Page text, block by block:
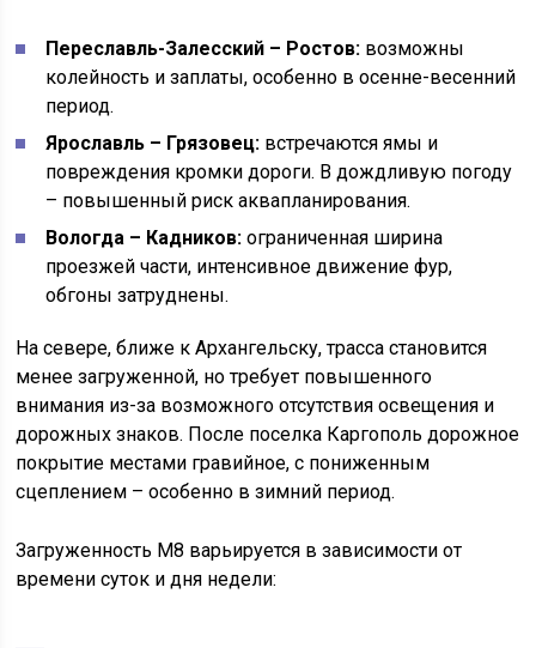
Переславль-Залесский – Ростов: возможны
колейность и заплаты, особенно в осенне-весенний
период.
Ярославль – Грязовец: встречаются ямы и
повреждения кромки дороги. В дождливую погоду
– повышенный риск аквапланирования.
Вологда – Кадников: ограниченная ширина
проезжей части, интенсивное движение фур,
обгоны затруднены.
На севере, ближе к Архангельску, трасса становится
менее загруженной, но требует повышенного
внимания из-за возможного отсутствия освещения и
дорожных знаков. После поселка Каргополь дорожное
покрытие местами гравийное, с пониженным
сцеплением – особенно в зимний период.
Загруженность М8 варьируется в зависимости от
времени суток и дня недели: